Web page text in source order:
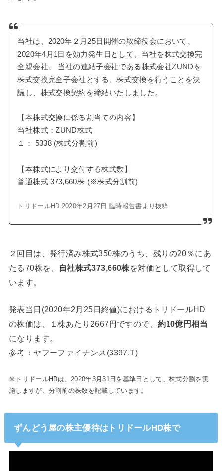
当社は、2020年２月25日開催の取締役会において、
2020年4月1日を効力発生日として、当社を株式交換完
全親会社、 当社の連結子会社である株式会社ZUNDを
株式交換完全子会社とする、株式交換を行うことを決
議し、株式交換契約を締結いたしました。
【本株式交換に係る割当ての内容】
当社株式：ZUND株式
１： 5338 (株式分割前)
【本株式により交付する株式数】
普通株式 373,660株 (※株式分割前)
トリドールHD 2020年2月27日 臨時報告書より抜粋
２回目は、発行済み株式350株のうち、残りの20％にあ
たる70株を、
自社株式373,660株を対価として取得して
います。
発表当日(2020年2月25日終値)におけるトリドールHD
の株価は、１株あたり2667円ですので、約10億円相当
になります。
参考：ヤフーファイナンス(3397.T)
※トリドールHDは、2020年3月31日を基準日として、株式分割を実
施しますが、分割前の株数を記載しています。
ずんどう屋の株主優待はトリドールHD株で